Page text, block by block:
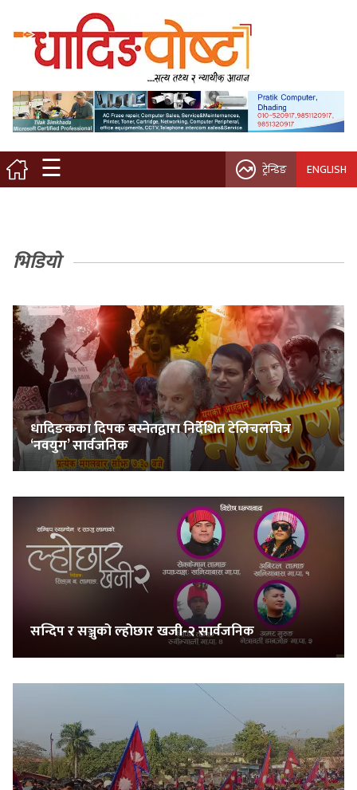
☰
मुख्य पृष्ठ
स्थानीय समाचार
विचार / ब्लग
नगर/गाउँ पालिका
कृषि/सहकारी
साहित्य / संस्कृति
प्रवास
सुचनाहरु
स्वास्थ्य
भिडियो
ट्रेन्डिङ ENGLISH
भिडियो
धादिङकका दिपक बस्नेतद्वारा निर्देशित टेलिचलचित्र
‘नवयुग’ सार्वजनिक
सन्दिप र सञ्जुको ल्होछार खजी-२ सार्वजनिक